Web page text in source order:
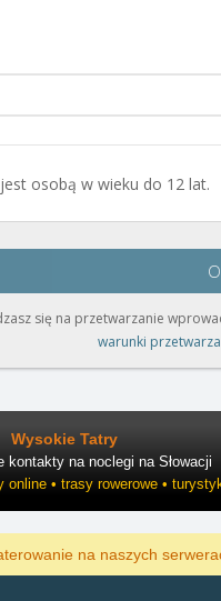
osobą w wieku do 12 lat.
się na przetwarzanie
warunki
Wysokie Tatry
kontakty na noclegi na Słowacji
online • trasy rowerowe •
na naszych